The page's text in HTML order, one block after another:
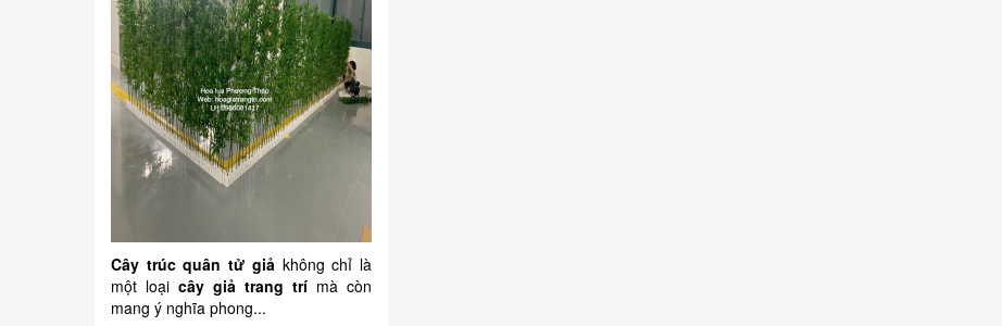
Cây trúc quân tử giảkhông chỉ là
một loại cây giả trang trí mà còn
mang ý nghĩa phong...